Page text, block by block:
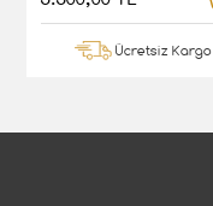
Ücretsiz Kargo